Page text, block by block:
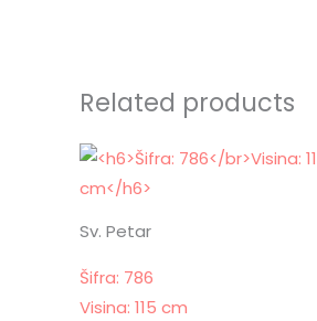
Related products
Sv. Petar
Šifra: 786
Visina: 115 cm